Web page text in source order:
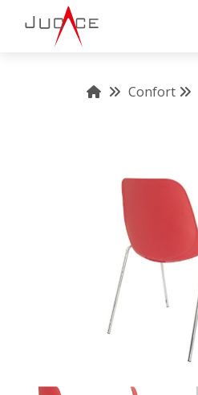
55 5538 4145
55 3254 8865
Confort